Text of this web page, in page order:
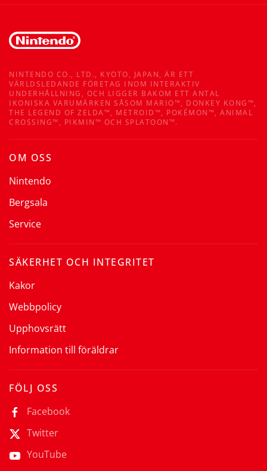
NINTENDO CO., LTD., KYOTO, JAPAN, ÄR ETT
VÄRLDSLEDANDE FÖRETAG INOM INTERAKTIV
UNDERHÅLLNING, OCH LIGGER BAKOM ETT ANTAL
IKONISKA VARUMÄRKEN SÅSOM MARIO™, DONKEY KONG™,
THE LEGEND OF ZELDA™, METROID™, POKÉMON™, ANIMAL
CROSSING™, PIKMIN™ OCH SPLATOON™.
OM OSS
Nintendo
Bergsala
Service
SÄKERHET OCH INTEGRITET
Kakor
Webbpolicy
Upphovsrätt
Information till föräldrar
FÖLJ OSS
Facebook
Twitter
YouTube